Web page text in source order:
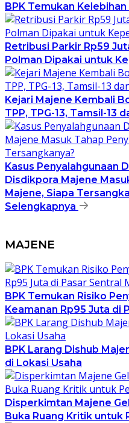
BPK Temukan
Retribusi Parkir Rp59
Polman Dipakai untuk
Kejari Majene Kembali
TPP, TPG-13, Tamsil-13
Kasus Penyalahgunaan
Disdikpora Majene
Majene, Siapa
Selengkapnya
MAJENE
BPK Temukan Risiko
Keamanan Rp95 Juta di
BPK Larang Dishub
di Lokasi Usaha
Disperkimtan Majene
Buka Ruang Kritik untuk